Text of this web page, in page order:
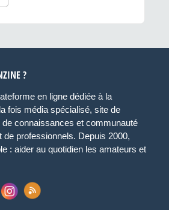
?
en ligne dédiée à la
fois média spécialisé, site de
connaissances et communauté
professionnels. Depuis 2000,
: aider au quotidien les amateurs et